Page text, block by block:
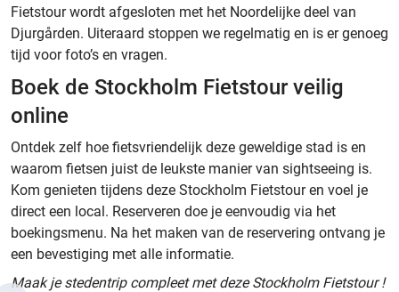
Fietstour wordt afgesloten met het Noordelijke deel van
Djurgården. Uiteraard stoppen we regelmatig en is er genoeg
tijd voor foto’s en vragen.
Boek de Stockholm Fietstour veilig
online
Ontdek zelf hoe fietsvriendelijk deze geweldige stad is en
waarom fietsen juist de leukste manier van sightseeing is.
Kom genieten tijdens deze Stockholm Fietstour en voel je
direct een local. Reserveren doe je eenvoudig via het
boekingsmenu. Na het maken van de reservering ontvang je
een bevestiging met alle informatie.
Maak je stedentrip compleet met deze Stockholm Fietstour !